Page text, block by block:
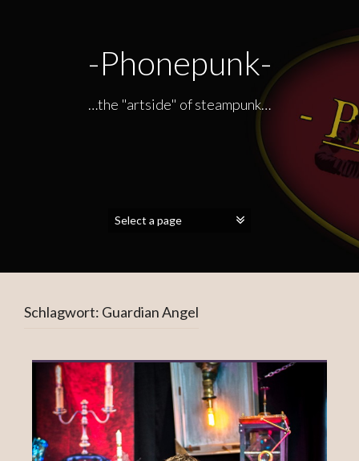
-Phonepunk-
…the "artside" of steampunk…
Schlagwort: Guardian Angel